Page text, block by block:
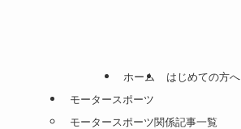
ホーム
はじめての方へ
モータースポーツ
モータースポーツ関係記事一覧